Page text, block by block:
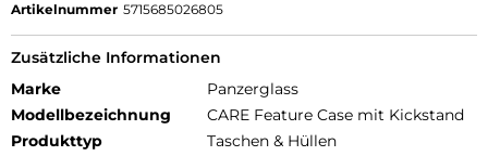
Artikelnummer 5715685026805
Zusätzliche Informationen
Marke
Panzerglass
Modellbezeichnung
CARE Feature Case mit Kickstand
Produkttyp
Taschen & Hüllen